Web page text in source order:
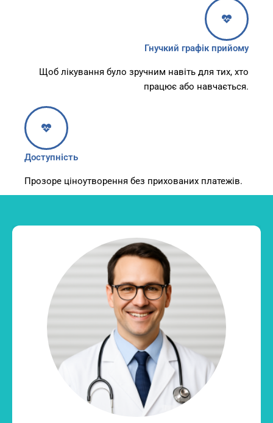
Гнучкий графік прийому
Щоб лікування було зручним навіть для тих, хто
працює або навчається.
Доступність
Прозоре ціноутворення без прихованих платежів.